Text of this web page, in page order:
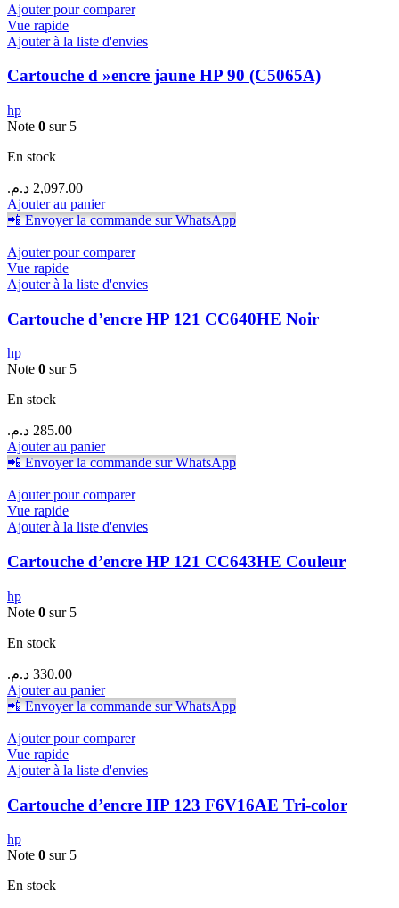
Ajouter pour comparer
Vue rapide
Ajouter à la liste d'envies
Cartouche d »encre jaune HP 90 (C5065A)
hp
Note 0 sur 5
En stock
2,097.00 د.م.
Ajouter au panier
📲 Envoyer la commande sur WhatsApp
Ajouter pour comparer
Vue rapide
Ajouter à la liste d'envies
Cartouche d’encre HP 121 CC640HE Noir
hp
Note 0 sur 5
En stock
285.00 د.م.
Ajouter au panier
📲 Envoyer la commande sur WhatsApp
Ajouter pour comparer
Vue rapide
Ajouter à la liste d'envies
Cartouche d’encre HP 121 CC643HE Couleur
hp
Note 0 sur 5
En stock
330.00 د.م.
Ajouter au panier
📲 Envoyer la commande sur WhatsApp
Ajouter pour comparer
Vue rapide
Ajouter à la liste d'envies
Cartouche d’encre HP 123 F6V16AE Tri-color
hp
Note 0 sur 5
En stock